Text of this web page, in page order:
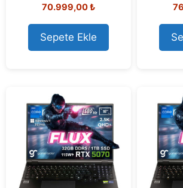
o
t
o
f
5
70.999,00₺
Sepete Ekle
o
t
o
f
5